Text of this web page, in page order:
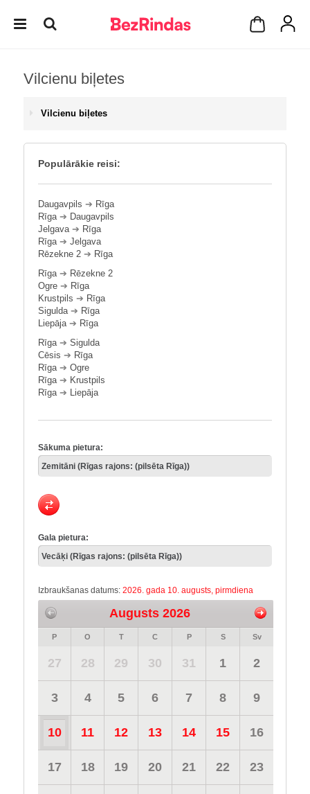
Vilcienu biļetes
Vilcienu biļetes
Populārākie reisi:
Daugavpils ➔ Rīga
Rīga➔ Daugavpils
Jelgava➔ Rīga
Rīga➔ Jelgava
Rēzekne 2 ➔ Rīga
Rīga➔ Rēzekne 2
Ogre ➔ Rīga
Krustpils ➔ Rīga
Sigulda➔ Rīga
Liepāja➔ Rīga
Rīga➔ Sigulda
Cēsis ➔ Rīga
Rīga➔ Ogre
Rīga➔ Krustpils
Rīga➔ Liepāja
Sākuma pietura:
Gala pietura:
Izbraukšanas datums: 2026. gada 10. augusts, pirmdiena
Augusts 2026
P O T C P S Sv
27 28 29 30 31 1 2
3 4 5 6 7 8 9
10 11 12 13 14 15 16
17 18 19 20 21 22 23